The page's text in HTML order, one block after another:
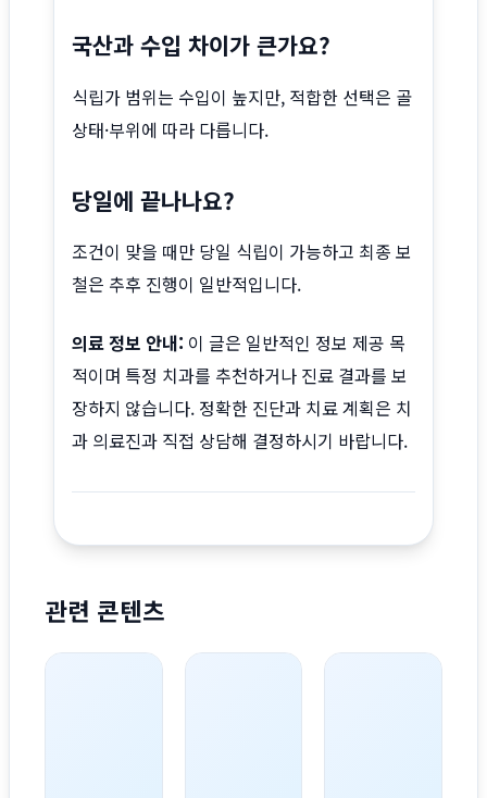
국산과 수입 차이가 큰가요?
식립가 범위는 수입이 높지만, 적합한 선택은 골
상태·부위에 따라 다릅니다.
당일에 끝나나요?
조건이 맞을 때만 당일 식립이 가능하고 최종 보
철은 추후 진행이 일반적입니다.
의료 정보 안내: 이 글은 일반적인 정보 제공 목
적이며 특정 치과를 추천하거나 진료 결과를 보
장하지 않습니다. 정확한 진단과 치료 계획은 치
과 의료진과 직접 상담해 결정하시기 바랍니다.
관련 콘텐츠